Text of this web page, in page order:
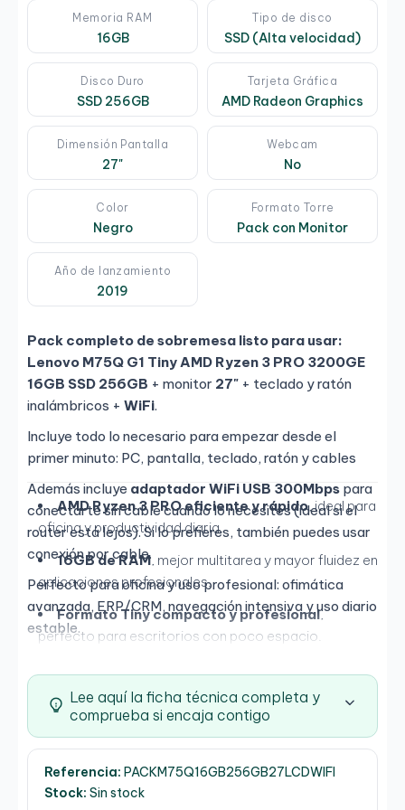
Memoria RAM
16GB
Tipo de disco
SSD (Alta velocidad)
Disco Duro
SSD 256GB
Tarjeta Gráfica
AMD Radeon Graphics
Dimensión Pantalla
27"
Webcam
No
Color
Negro
Formato Torre
Pack con Monitor
Año de lanzamiento
2019
Pack completo de sobremesa listo para usar:
Lenovo M75Q G1 Tiny AMD Ryzen 3 PRO 3200GE
16GB SSD 256GB + monitor 27" + teclado y ratón
inalámbricos + WiFi.
Incluye todo lo necesario para empezar desde el
primer minuto: PC, pantalla, teclado, ratón y cables
Además incluye adaptador WiFi USB 300Mbps para
conectarte sin cable cuando lo necesites (ideal si el
router está lejos). Si lo prefieres, también puedes usar
conexión por cable.
Perfecto para oficina y uso profesional: ofimática
avanzada, ERP/CRM, navegación intensiva y uso diario
estable.
Escritorio ordenado y productividad inmediata
con monitor 27".
Conectividad extra por WiFi USB incluida.
AMD Ryzen 3 PRO eficiente y rápido, ideal para
oficina y productividad diaria.
16GB de RAM, mejor multitarea y mayor fluidez en
aplicaciones profesionales.
Formato Tiny compacto y profesional,
perfecto para escritorios con poco espacio.
ESPECIFICACIONES
Procesador
Modelo: AMD Ryzen 3 PRO 3200GE
Núcleos / Hilos: 4 / 4
Lee aquí la ficha técnica completa y
comprueba si encaja contigo
Referencia: PACKM75Q16GB256GB27LCDWIFI
Stock: Sin stock